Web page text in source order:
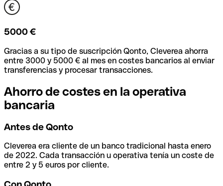
5000 €
Gracias a su tipo de suscripción Qonto, Cleverea ahorra
entre 3000 y 5000 € al mes en costes bancarios al enviar
transferencias y procesar transacciones.
Ahorro de costes en la operativa
bancaria
Antes de Qonto
Cleverea era cliente de un banco tradicional hasta enero
de 2022. Cada transacción u operativa tenía un coste de
entre 2 y 5 euros por cliente.